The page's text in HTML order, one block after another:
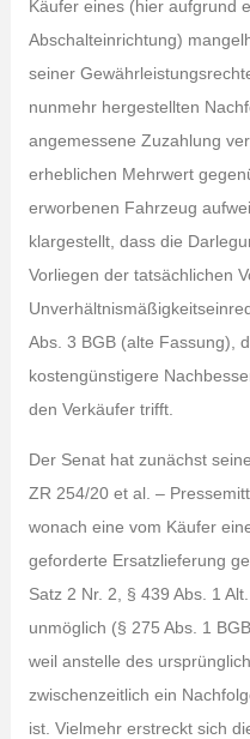
Käufer eines (hier aufgrund
Abschalteinrichtung)
seiner
nunmehr hergestellten
angemessene Zuzahlung
erheblichen Mehrwert
erworbenen Fahrzeug
klargestellt, dass die
Vorliegen der tatsächlichen
Abs. 3 BGB (alte Fassung),
kostengünstigere
den Verkäufer trifft.
Der Senat hat zunächst
ZR 254/20 et al. –
wonach eine vom Käufer
geforderte Ersatzlieferung
Satz 2 Nr. 2, § 439 Abs. 1
unmöglich (§ 275 Abs. 1
weil anstelle des
zwischenzeitlich ein
ist. Vielmehr erstreckt sich